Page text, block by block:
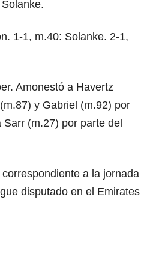
1-1, m.40: Solanke. 2-1,
Amonestó a Havertz
y Gabriel (m.92) por
Sarr (m.27) por parte del
correspondiente a la jornada
disputado en el Emirates